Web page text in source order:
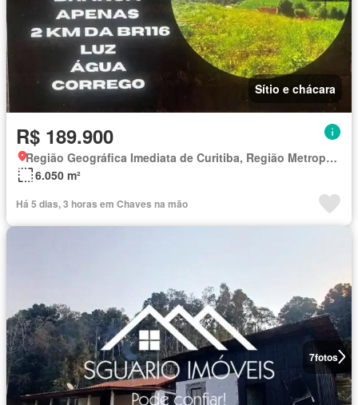
Sítio e chácara
R$ 189.900
Região Geográfica Imediata de Curitiba, Região Metropolitana de Curitiba
6.050 m²
Há 5 dias, 3 horas em Chaves na mão
7fotos